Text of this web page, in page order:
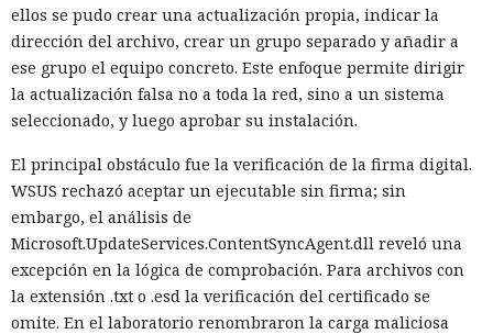
ellos se pudo crear una actualización propia, indicar la
dirección del archivo, crear un grupo separado y añadir a
ese grupo el equipo concreto. Este enfoque permite dirigir
la actualización falsa no a toda la red, sino a un sistema
seleccionado, y luego aprobar su instalación.
El principal obstáculo fue la verificación de la firma digital.
WSUS rechazó aceptar un ejecutable sin firma; sin
embargo, el análisis de
Microsoft.UpdateServices.ContentSyncAgent.dll reveló una
excepción en la lógica de comprobación. Para archivos con
la extensión .txt o .esd la verificación del certificado se
omite. En el laboratorio renombraron la carga maliciosa